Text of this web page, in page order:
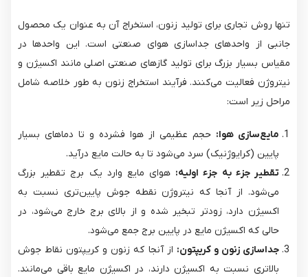
تنها روش تجاری برای تولید زنون، استخراج آن به عنوان یک محصول
جانبی از واحدهای جداسازی هوای صنعتی است. این واحدها در
مقیاس بسیار بزرگ برای تولید گازهای صنعتی اصلی مانند اکسیژن و
نیتروژن فعالیت می‌کنند. فرآیند استخراج زنون به طور خلاصه شامل
مراحل زیر است:
مایع‌سازی هوا: حجم عظیمی از هوا فشرده و تا دماهای بسیار
پایین (کرایوژنیک) سرد می‌شود تا به حالت مایع درآید.
تقطیر جزء به جزء اولیه: هوای مایع وارد یک برج تقطیر بزرگ
می‌شود. از آنجا که نیتروژن نقطه جوش پایین‌تری نسبت به
اکسیژن دارد، زودتر تبخیر شده و از بالای برج خارج می‌شود، در
حالی که اکسیژن مایع در پایین برج جمع می‌شود.
جداسازی زنون و کریپتون: از آنجا که زنون و کریپتون نقاط جوش
بالاتری نسبت به اکسیژن دارند، در اکسیژن مایع باقی می‌مانند.